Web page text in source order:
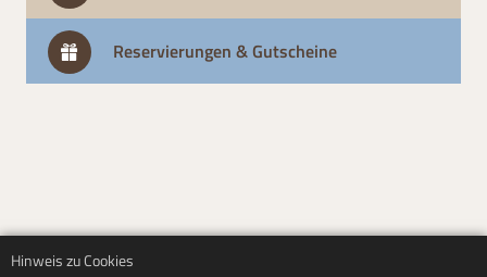
Reservierungen & Gutscheine
Hinweis zu Cookies